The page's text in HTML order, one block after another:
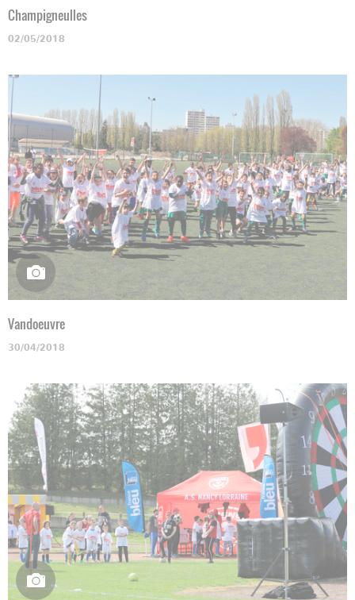
Champigneulles
02/05/2018
Vandoeuvre
30/04/2018